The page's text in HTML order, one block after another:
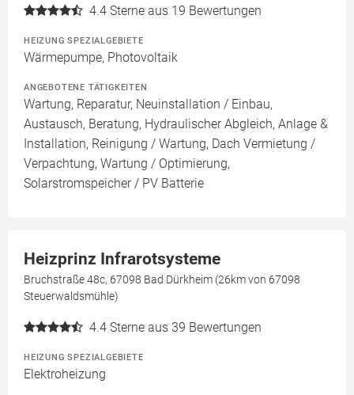
4.4 Sterne aus 19 Bewertungen
HEIZUNG SPEZIALGEBIETE
Wärmepumpe, Photovoltaik
ANGEBOTENE TÄTIGKEITEN
Wartung, Reparatur, Neuinstallation / Einbau,
Austausch, Beratung, Hydraulischer Abgleich, Anlage &
Installation, Reinigung / Wartung, Dach Vermietung /
Verpachtung, Wartung / Optimierung,
Solarstromspeicher / PV Batterie
Heizprinz Infrarotsysteme
Bruchstraße 48c, 67098 Bad Dürkheim (26km von 67098
Steuerwaldsmühle)
4.4 Sterne aus 39 Bewertungen
HEIZUNG SPEZIALGEBIETE
Elektroheizung